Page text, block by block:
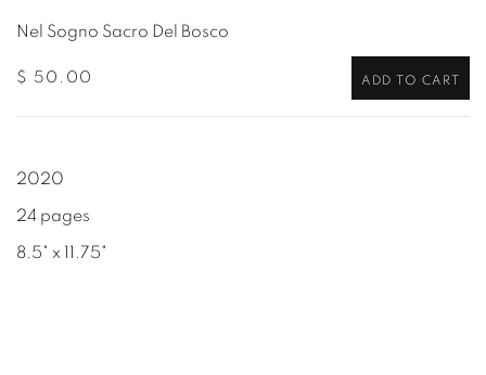
Nel Sogno Sacro Del Bosco
$ 50.00 ADD TO CART
2020
24 pages
8.5" x 11.75"